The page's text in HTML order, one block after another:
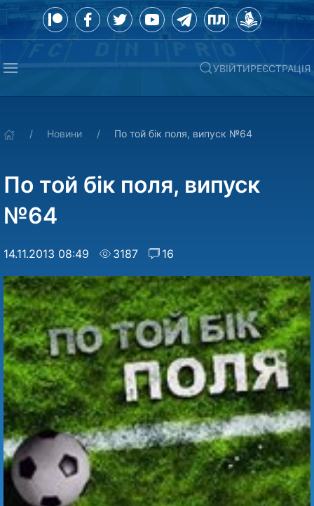
УВІЙТИРЕЄСТРАЦІЯ
Новини По той бiк поля, випуск №64
По той бiк поля, випуск
№64
14.11.2013 08:49 3187 16